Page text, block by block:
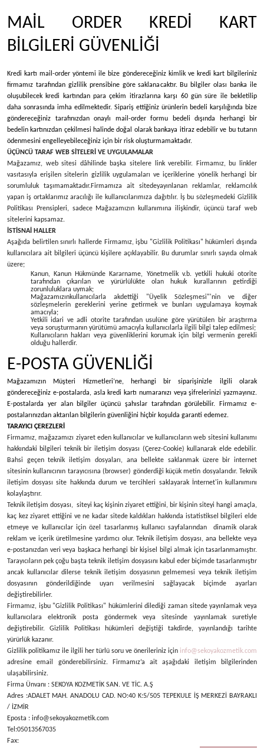
MAİL ORDER KREDİ KART
BİLGİLERİ GÜVENLİĞİ
Kredi kartı mail-order yöntemi ile bize göndereceğiniz kimlik ve kredi kart bilgileriniz
firmamız tarafından gizlilik prensibine göre saklanacaktır. Bu bilgiler olası banka ile
oluşubilecek kredi kartından para çekim itirazlarına karşı 60 gün süre ile bekletilip
daha sonrasında imha edilmektedir. Sipariş ettiğiniz ürünlerin bedeli karşılığında bize
göndereceğiniz tarafınızdan onaylı mail-order formu bedeli dışında herhangi bir
bedelin kartınızdan çekilmesi halinde doğal olarak bankaya itiraz edebilir ve bu tutarın
ödenmesini engelleyebileceğiniz için bir risk oluşturmamaktadır.
ÜÇÜNCÜ TARAF WEB SİTELERİ VE UYGULAMALAR
Mağazamız, web sitesi dâhilinde başka sitelere link verebilir. Firmamız, bu linkler
vasıtasıyla erişilen sitelerin gizlilik uygulamaları ve içeriklerine yönelik herhangi bir
sorumluluk taşımamaktadır.Firmamıza ait sitedeyayınlanan reklamlar, reklamcılık
yapan iş ortaklarımız aracılığı ile kullanıcılarımıza dağıtılır. İş bu sözleşmedeki Gizlilik
Politikası Prensipleri, sadece Mağazamızın kullanımına ilişkindir, üçüncü taraf web
sitelerini kapsamaz.
İSTİSNAİ HALLER
Aşağıda belirtilen sınırlı hallerde Firmamız, işbu "Gizlilik Politikası" hükümleri dışında
kullanıcılara ait bilgileri üçüncü kişilere açıklayabilir. Bu durumlar sınırlı sayıda olmak
üzere;
Kanun, Kanun Hükmünde Kararname, Yönetmelik v.b. yetkili hukuki otorite
tarafından çıkarılan ve yürürlülükte olan hukuk kurallarının getirdiği
zorunluluklara uymak;
Mağazamızınkullanıcılarla akdettiği "Üyelik Sözleşmesi"'nin ve diğer
sözleşmelerin gereklerini yerine getirmek ve bunları uygulamaya koymak
amacıyla;
Yetkili idari ve adli otorite tarafından usulüne göre yürütülen bir araştırma
veya soruşturmanın yürütümü amacıyla kullanıcılarla ilgili bilgi talep edilmesi;
Kullanıcıların hakları veya güvenliklerini korumak için bilgi vermenin gerekli
olduğu hallerdir.
E-POSTA GÜVENLİĞİ
Mağazamızın Müşteri Hizmetleri’ne, herhangi bir siparişinizle ilgili olarak
göndereceğiniz e-postalarda, asla kredi kartı numaranızı veya şifrelerinizi yazmayınız.
E-postalarda yer alan bilgiler üçüncü şahıslar tarafından görülebilir. Firmamız e-
postalarınızdan aktarılan bilgilerin güvenliğini hiçbir koşulda garanti edemez.
TARAYICI ÇEREZLERİ
Firmamız, mağazamızı ziyaret eden kullanıcılar ve kullanıcıların web sitesini kullanımı
hakkındaki bilgileri teknik bir iletişim dosyası (Çerez-Cookie) kullanarak elde edebilir.
Bahsi geçen teknik iletişim dosyaları, ana bellekte saklanmak üzere bir internet
sitesinin kullanıcının tarayıcısına (browser) gönderdiği küçük metin dosyalarıdır. Teknik
iletişim dosyası site hakkında durum ve tercihleri saklayarak İnternet'in kullanımını
kolaylaştırır.
Teknik iletişim dosyası, siteyi kaç kişinin ziyaret ettiğini, bir kişinin siteyi hangi amaçla,
kaç kez ziyaret ettiğini ve ne kadar sitede kaldıkları hakkında istatistiksel bilgileri elde
etmeye ve kullanıcılar için özel tasarlanmış kullanıcı sayfalarından dinamik olarak
reklam ve içerik üretilmesine yardımcı olur. Teknik iletişim dosyası, ana bellekte veya
e-postanızdan veri veya başkaca herhangi bir kişisel bilgi almak için tasarlanmamıştır.
Tarayıcıların pek çoğu başta teknik iletişim dosyasını kabul eder biçimde tasarlanmıştır
ancak kullanıcılar dilerse teknik iletişim dosyasının gelmemesi veya teknik iletişim
dosyasının gönderildiğinde uyarı verilmesini sağlayacak biçimde ayarları
değiştirebilirler.
Firmamız, işbu "Gizlilik Politikası" hükümlerini dilediği zaman sitede yayınlamak veya
kullanıcılara elektronik posta göndermek veya sitesinde yayınlamak suretiyle
değiştirebilir. Gizlilik Politikası hükümleri değiştiği takdirde, yayınlandığı tarihte
yürürlük kazanır.
Gizlilik politikamız ile ilgili her türlü soru ve önerileriniz için info@sekoyakozmetik.com
adresine email gönderebilirsiniz. Firmamız’a ait aşağıdaki iletişim bilgilerinden
ulaşabilirsiniz.
Firma Ünvanı : SEKOYA KOZMETİK SAN. VE TİC. A.Ş
Adres :ADALET MAH. ANADOLU CAD. NO:40 K:5/505 TEPEKULE İŞ MERKEZİ BAYRAKLI
/ İZMİR
Eposta : info@sekoyakozmetik.com
Tel:05013567035
Fax: